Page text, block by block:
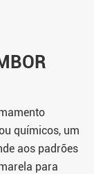
químicos, um
aos padrões
para